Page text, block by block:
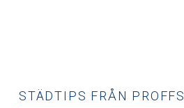
STÄDTIPS FRÅN PROFFS